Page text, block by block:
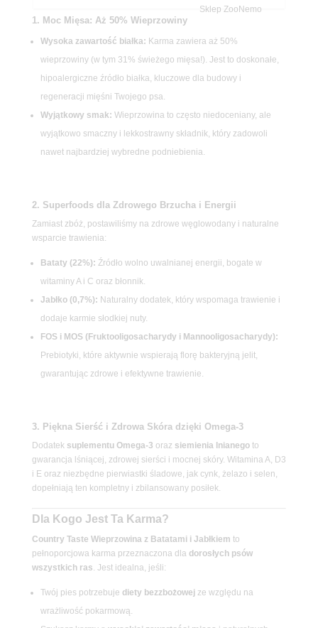
1. Moc Mięsa: Aż 50% Wieprzowiny
Wysoka zawartość białka: Karma zawiera aż 50%
wieprzowiny (w tym 31% świeżego mięsa!). Jest to doskonałe,
hipoalergiczne źródło białka, kluczowe dla budowy i
regeneracji mięśni Twojego psa.
Wyjątkowy smak: Wieprzowina to często niedoceniany, ale
wyjątkowo smaczny i lekkostrawny składnik, który zadowoli
nawet najbardziej wybredne podniebienia.
2. Superfoods dla Zdrowego Brzucha i Energii
Zamiast zbóż, postawiliśmy na zdrowe węglowodany i naturalne
wsparcie trawienia:
Bataty (22%): Źródło wolno uwalnianej energii, bogate w
witaminy A i C oraz błonnik.
Jabłko (0,7%): Naturalny dodatek, który wspomaga trawienie i
dodaje karmie słodkiej nuty.
FOS i MOS (Fruktooligosacharydy i Mannooligosacharydy):
Prebiotyki, które aktywnie wspierają florę bakteryjną jelit,
gwarantując zdrowe i efektywne trawienie.
3. Piękna Sierść i Zdrowa Skóra dzięki Omega-3
Dodatek suplementu Omega-3 oraz siemienia lnianegoto
gwarancja lśniącej, zdrowej sierści i mocnej skóry. Witamina A, D3
i E oraz niezbędne pierwiastki śladowe, jak cynk, żelazo i selen,
dopełniają ten kompletny i zbilansowany posiłek.
Dla Kogo Jest Ta Karma?
Country Taste Wieprzowina z Batatami i Jabłkiem to
pełnoporcjowa karma przeznaczona dla dorosłych psów
wszystkich ras. Jest idealna, jeśli:
Twój pies potrzebuje diety bezzbożowej ze względu na
wrażliwość pokarmową.